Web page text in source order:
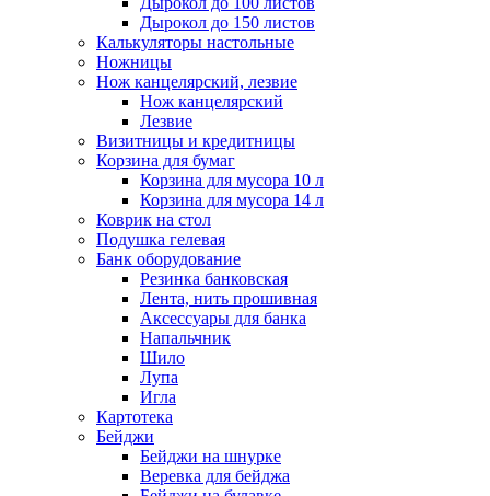
Дырокол до 150 листов
Калькуляторы настольные
Ножницы
Нож канцелярский, лезвие
Нож канцелярский
Лезвие
Визитницы и кредитницы
Корзина для бумаг
Корзина для мусора 10 л
Корзина для мусора 14 л
Коврик на стол
Подушка гелевая
Банк оборудование
Резинка банковская
Лента, нить прошивная
Аксессуары для банка
Напальчник
Шило
Лупа
Игла
Картотека
Бейджи
Бейджи на шнурке
Веревка для бейджа